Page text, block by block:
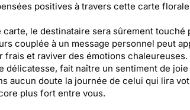
positives à travers cette carte
carte, le destinataire sera sûrement touché
couplée à un message personnel peut
frais et raviver des émotions chaleureuses.
délicatesse, fait naître un sentiment de
aucun doute la journée de celui qui lira
plus fort entre vous.